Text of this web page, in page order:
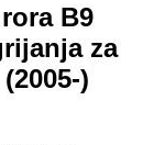
B9
za
)